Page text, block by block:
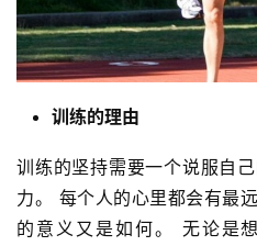
训练的理由
训练的坚持需要一个说服自
力。 每个人的心里都会有最
的意义又是如何。 无论是